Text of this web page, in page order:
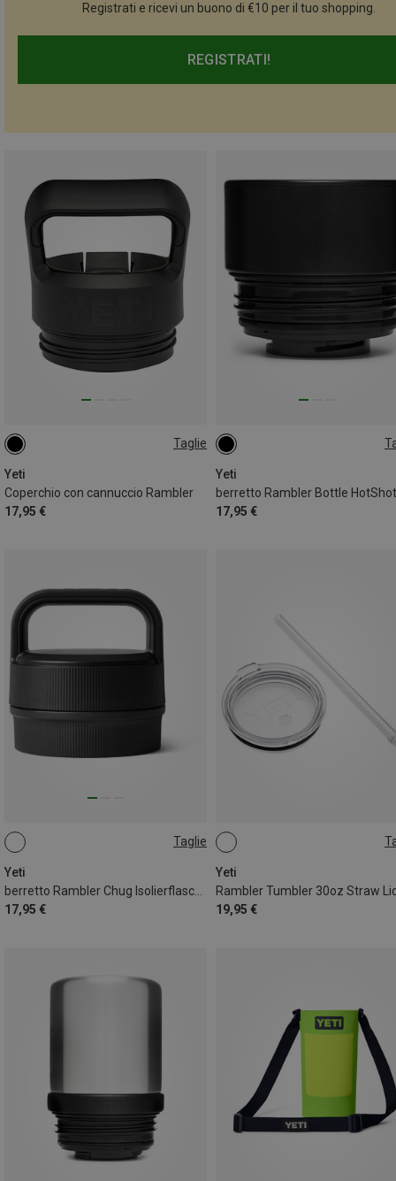
Registrati e ricevi un buono di €10 per il tuo shopping.
REGISTRATI!
Taglie
Yeti
Coperchio con cannuccio Rambler
17,95 €
ONE SIZE
Yeti
berretto Rambler Bottle
17,95 €
ONE SIZE
Taglie
Yeti
17,95 €
ONE SIZE
Yeti
Rambler Tumbler 30oz Straw
19,95 €
ONE SIZE